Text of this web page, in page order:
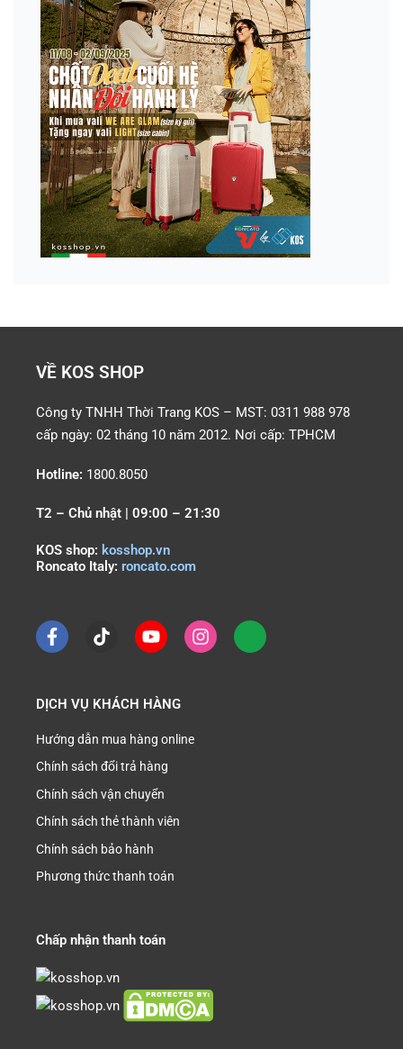
VỀ KOS SHOP
Công ty TNHH Thời Trang KOS – MST: 0311 988 978
cấp ngày: 02 tháng 10 năm 2012. Nơi cấp: TPHCM
Hotline: 1800.8050
T2 – Chủ nhật | 09:00 – 21:30
KOS shop: kosshop.vn
Roncato Italy: roncato.com
DỊCH VỤ KHÁCH HÀNG
Hướng dẫn mua hàng online
Chính sách đổi trả hàng
Chính sách vận chuyển
Chính sách thẻ thành viên
Chính sách bảo hành
Phương thức thanh toán
Chấp nhận thanh toán